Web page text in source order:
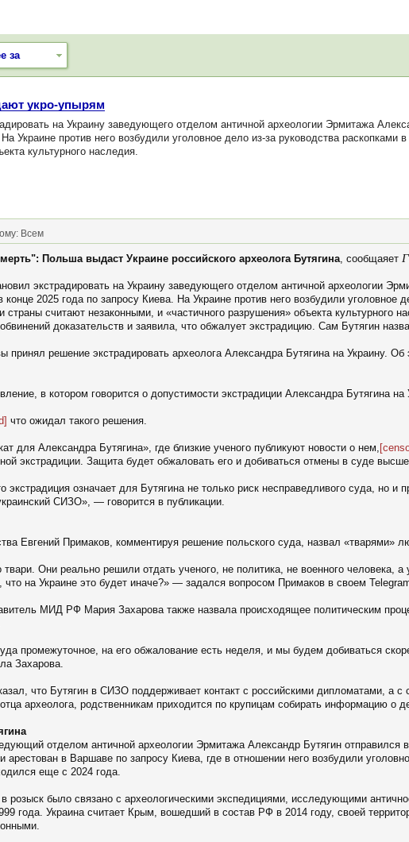
за
укро-упырям
на Украину заведующего отделом античной археологии Эрмитажа
Украине против него возбудили уголовное дело из-за руководства раскопками
культурного наследия.
Всем
Польша выдаст Украине российского археолога Бутягина, сообщаяет
экстрадировать на Украину заведующего отделом античной археологии
2025 года по запросу Киева. На Украине против него возбудили уголовное
страны считают незаконными, и «частичного разрушения» объекта культурного
доказательств и заявила, что обжалует экстрадицию. Сам Бутягин
принял решение экстрадировать археолога Александра Бутягина на Украину.
в котором говорится о допустимости экстрадиции Александра Бутягина
что ожидал такого решения.
для Александра Бутягина», где близкие ученого публикуют новости о нем,
экстрадиции. Защита будет обжаловать его и добиваться отмены в суде
экстрадиция означает для Бутягина не только риск несправедливого суда, но и
СИЗО», — говорится в публикации.
Евгений Примаков, комментируя решение польского суда, назвал «тварями»
Они реально решили отдать ученого, не политика, не военного человека,
что на Украине это будет иначе?» — задался вопросом Примаков в своем
МИД РФ Мария Захарова также назвала происходящее политическим
промежуточное, на его обжалование есть неделя, и мы будем добиваться
Захарова.
что Бутягин в СИЗО поддерживает контакт с российскими дипломатами, а
археолога, родственникам приходится по крупицам собирать информацию о
отделом античной археологии Эрмитажа Александр Бутягин отправился
арестован в Варшаве по запросу Киева, где в отношении него возбудили
еще с 2024 года.
розыск было связано с археологическими экспедициями, исследующими
года. Украина считает Крым, вошедший в состав РФ в 2014 году, своей